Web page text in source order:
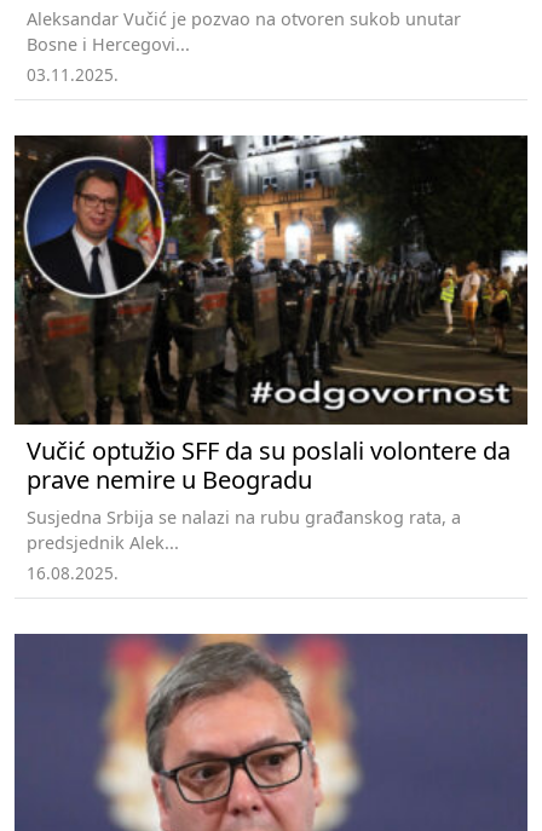
Aleksandar Vučić je pozvao na otvoren sukob unutar
Bosne i Hercegovi...
03.11.2025.
Vučić optužio SFF da su poslali volontere da
prave nemire u Beogradu
Susjedna Srbija se nalazi na rubu građanskog rata, a
predsjednik Alek...
16.08.2025.